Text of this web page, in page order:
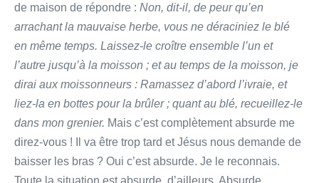
de maison de répondre : Non, dit-il, de peur qu’en
arrachant la mauvaise herbe, vous ne déraciniez le blé
en même temps. Laissez-le croître ensemble l’un et
l’autre jusqu’à la moisson ; et au temps de la moisson, je
dirai aux moissonneurs : Ramassez d’abord l’ivraie, et
liez-la en bottes pour la brûler ; quant au blé, recueillez-le
dans mon grenier. Mais c’est complètement absurde me
direz-vous ! Il va être trop tard et Jésus nous demande de
baisser les bras ? Oui c’est absurde. Je le reconnais.
Toute la situation est absurde, d’ailleurs. Absurde